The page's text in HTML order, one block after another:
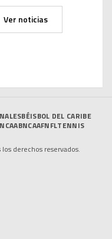
Ver noticias
BÉISBOL DEL CARIBE
NCAABNCAAFNFLTENNIS
derechos reservados.